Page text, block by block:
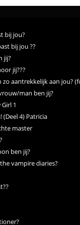
bij jou?
bij jou ??
jij?
jij???
aantrekkelijk aan jou?
man ben jij?
1
(Deel 4) Patricia
master
ben jij?
vampire diaries?